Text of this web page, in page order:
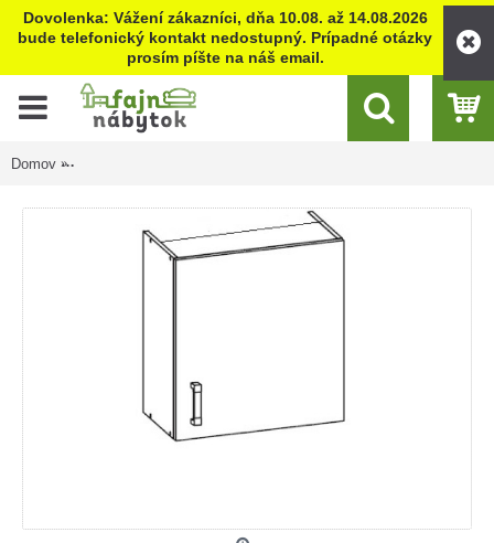
Dovolenka: Vážení zákazníci, dňa 10.08. až 14.08.2026
bude telefonický kontakt nedostupný. Prípadné otázky
prosím píšte na náš email.
Domov